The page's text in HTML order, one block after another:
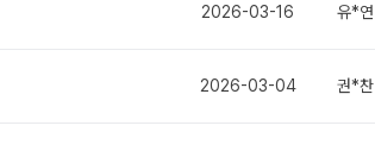
2026-03-16 유*연
2026-03-04 권*찬